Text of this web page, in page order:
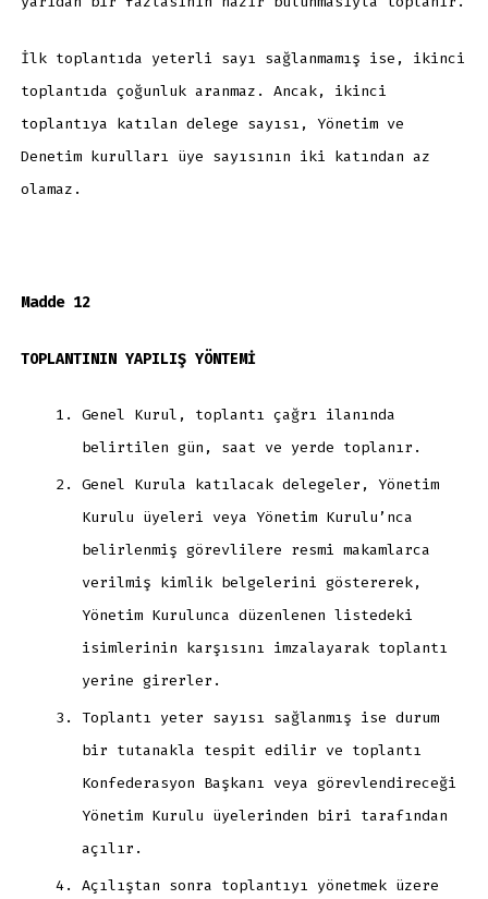
İlk toplantıda yeterli sayı sağlanmamış ise, ikinci
toplantıda çoğunluk aranmaz. Ancak, ikinci
toplantıya katılan delege sayısı, Yönetim ve
Denetim kurulları üye sayısının iki katından az
olamaz.
Madde 12
TOPLANTININ YAPILIŞ YÖNTEMİ
Genel Kurul, toplantı çağrı ilanında
belirtilen gün, saat ve yerde toplanır.
Genel Kurula katılacak delegeler, Yönetim
Kurulu üyeleri veya Yönetim Kurulu’nca
belirlenmiş görevlilere resmi makamlarca
verilmiş kimlik belgelerini göstererek,
Yönetim Kurulunca düzenlenen listedeki
isimlerinin karşısını imzalayarak toplantı
yerine girerler.
Toplantı yeter sayısı sağlanmış ise durum
bir tutanakla tespit edilir ve toplantı
Konfederasyon Başkanı veya görevlendireceği
Yönetim Kurulu üyelerinden biri tarafından
açılır.
Açılıştan sonra toplantıyı yönetmek üzere